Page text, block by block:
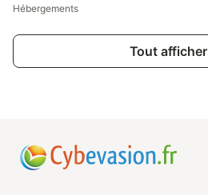
Hébergements
Tout afficher